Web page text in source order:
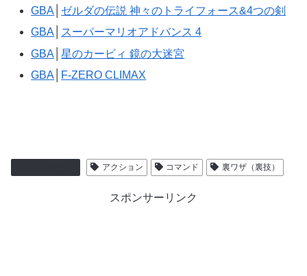
GBA
ゼルダの伝説 神々のトライフォース&4つの剣
GBA
スーパーマリオアドバンス 4
GBA │星のカービィ 鏡の大迷宮
GBA
F-ZERO CLIMAX
アクション コマンド 裏ワザ（裏技）
スポンサーリンク